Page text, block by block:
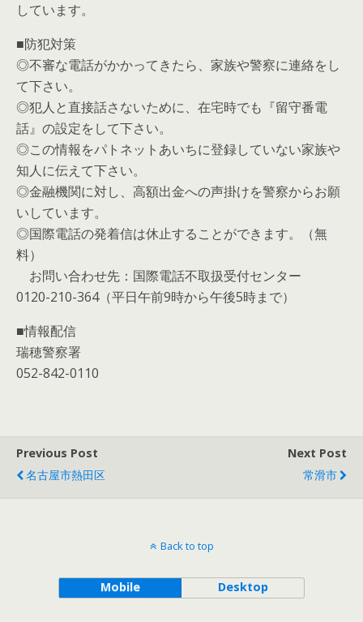
しています。
■防犯対策
◎不審な電話がかかってきたら、家族や警察に連絡をし
て下さい。
◎犯人と直接話さないために、在宅時でも『留守番電
話』の設定をして下さい。
◎この情報をパトネットあいちに登録していない家族や
知人に伝えて下さい。
◎金融機関に対し、高額出金への声掛けを警察からお願
いしています。
◎国際電話の発着信は休止することができます。（無
料）
お問い合わせ先：国際電話不取扱受付センター
0120-210-364（平日午前9時から午後5時まで）
■情報配信
瑞穂警察署
052-842-0110
Previous Post
名古屋市熱田区
Next Post
常滑市
Back to top
Mobile Desktop